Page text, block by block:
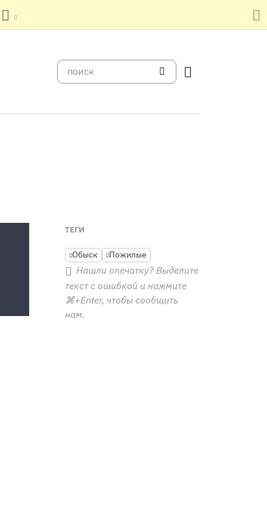
ТЕГИ
Обыск Пожилые
Нашли опечатку? Выделите
текст с ошибкой и нажмите
⌘+Enter, чтобы сообщить
нам.